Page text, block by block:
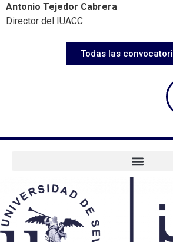
Antonio Tejedor Cabrera
Director del IUACC
Todas las